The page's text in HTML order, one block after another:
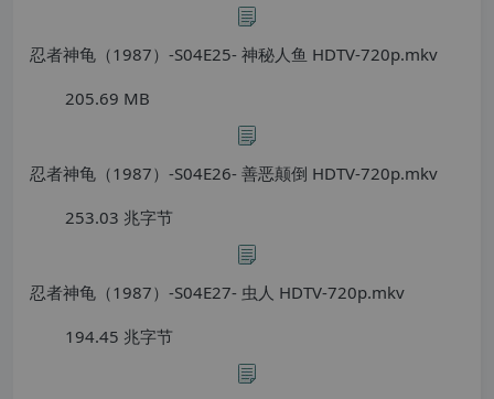
忍者神龟（1987）-S04E25- 神秘人鱼 HDTV-720p.mkv
205.69 MB
忍者神龟（1987）-S04E26- 善恶颠倒 HDTV-720p.mkv
253.03 兆字节
忍者神龟（1987）-S04E27- 虫人 HDTV-720p.mkv
194.45 兆字节